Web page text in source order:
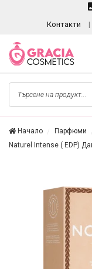
Контакти
Начало Парфюми
Naturel Intense ( EDP)